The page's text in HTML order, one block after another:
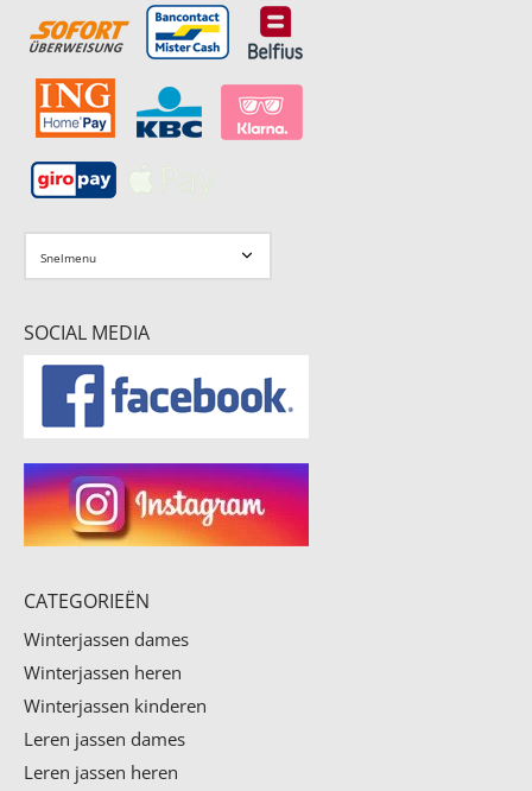
SOCIAL MEDIA
CATEGORIEËN
Winterjassen dames
Winterjassen heren
Winterjassen kinderen
Leren jassen dames
Leren jassen heren